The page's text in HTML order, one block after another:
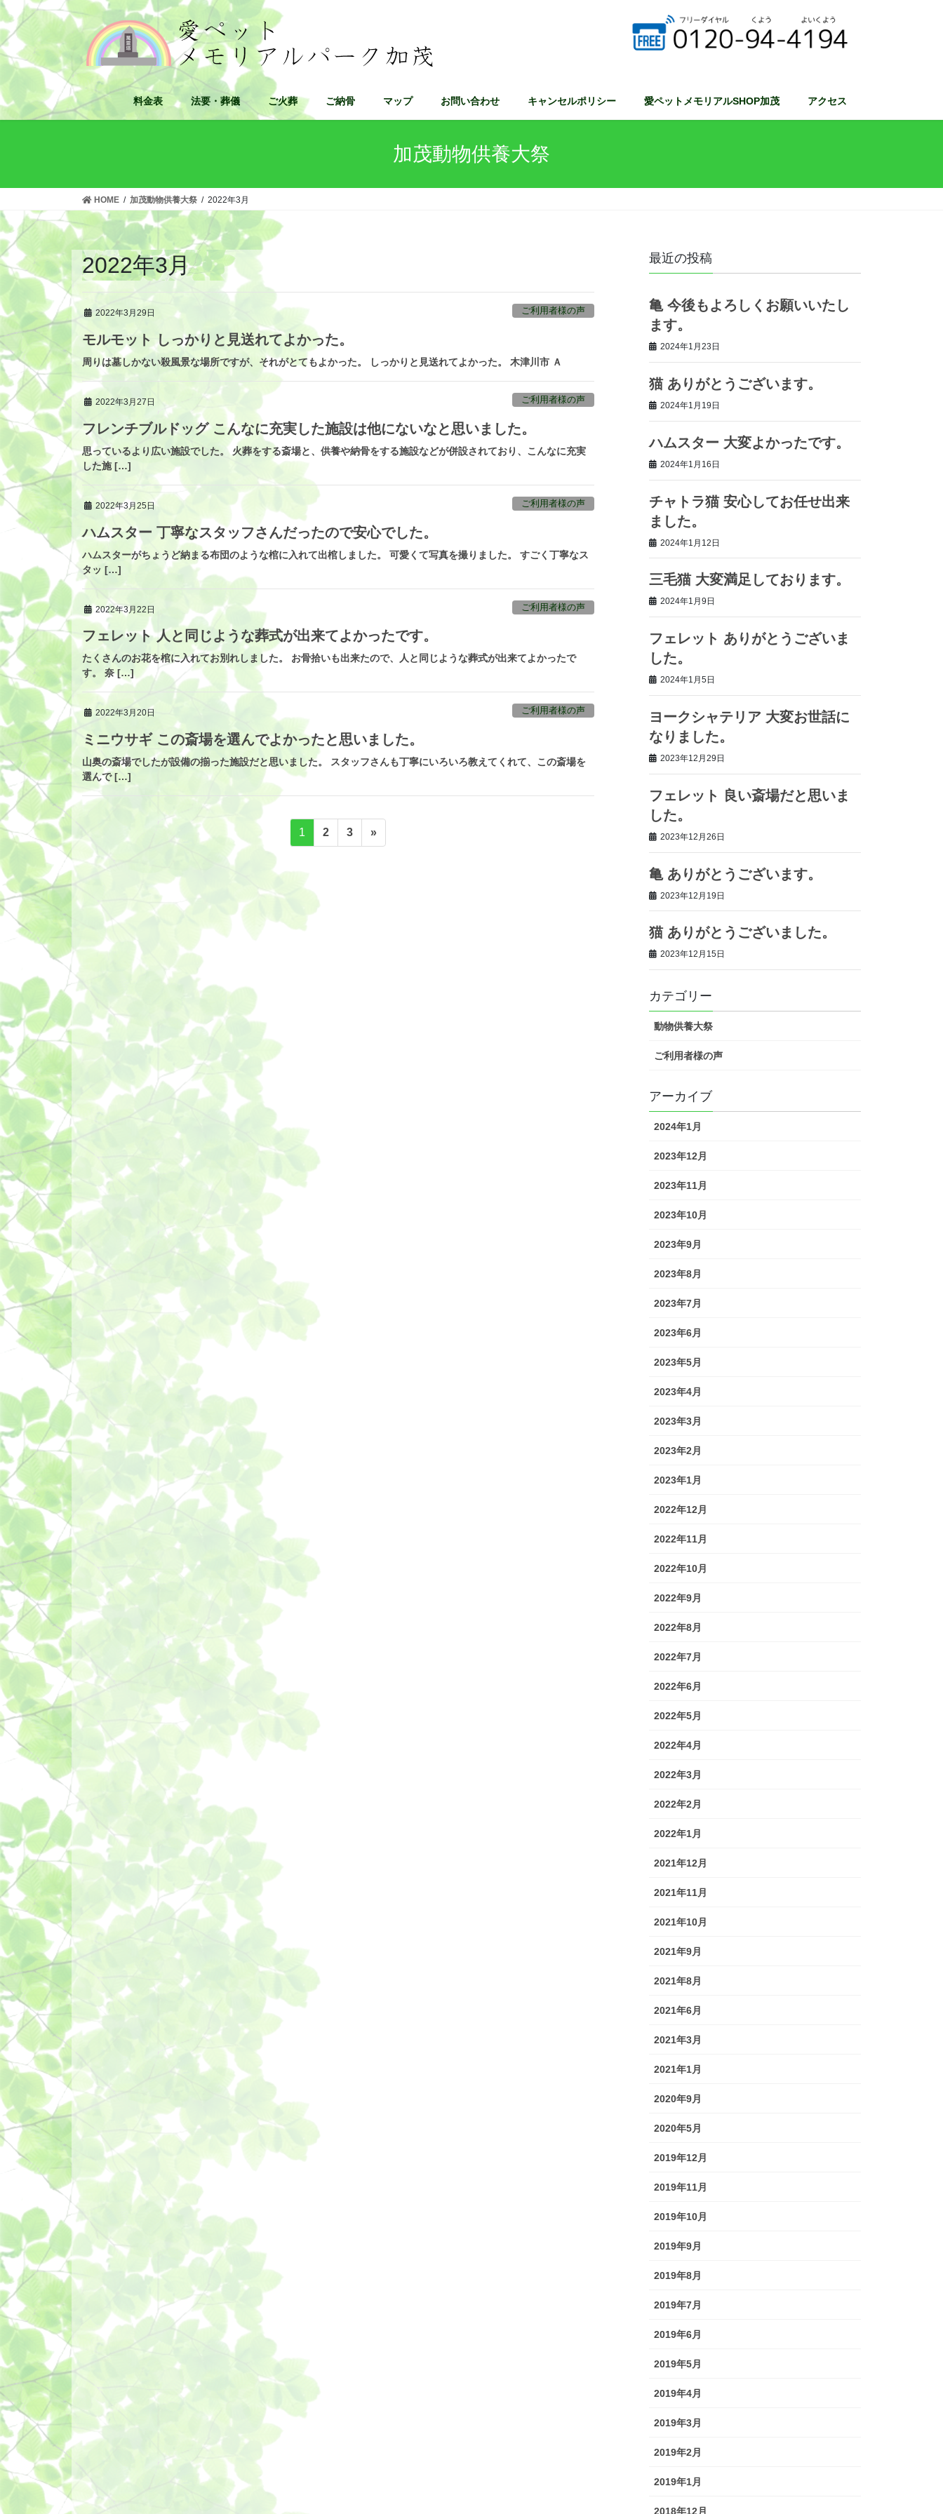
コ
ン
テ
ン
へ
ス
ナ
ビ
ゲ
ー
ョ
ン
料金表 法要・葬儀 ご火葬 ご納骨 マップ お問い合わせ キャンセルポリシー 愛ペットメモリアルSHOP加茂 アクセス
加茂動物供養大祭
HOME 加茂動物供養大祭 2022年3月
2022年3月
2022年3月29日 ご利用者様の声
モルモット しっかりと見送れてよかった。
周りは墓しかない殺風景な場所ですが、それがとてもよかった。 しっかりと見送れてよかった。 木津川市 Ａ
2022年3月27日 ご利用者様の声
フレンチブルドッグ こんなに充実した施設は他にないなと思いました。
思っているより広い施設でした。 火葬をする斎場と、供養や納骨をする施設などが併設されており、こんなに充実
した施 […]
2022年3月25日 ご利用者様の声
ハムスター 丁寧なスタッフさんだったので安心でした。
ハムスターがちょうど納まる布団のような棺に入れて出棺しました。 可愛くて写真を撮りました。 すごく丁寧なス
タッ […]
2022年3月22日 ご利用者様の声
フェレット 人と同じような葬式が出来てよかったです。
たくさんのお花を棺に入れてお別れしました。 お骨拾いも出来たので、人と同じような葬式が出来てよかったで
す。 奈 […]
2022年3月20日 ご利用者様の声
ミニウサギ この斎場を選んでよかったと思いました。
山奥の斎場でしたが設備の揃った施設だと思いました。 スタッフさんも丁寧にいろいろ教えてくれて、この斎場を
選んで […]
稿
ビ
ゲ
シ
ョ
ン
固
定
ー
1
固
定
2
固
定
3 »
最近の投稿
亀 今後もよろしくお願いいたし
ます。
2024年1月23日
猫 ありがとうございます。
2024年1月19日
ハムスター 大変よかったです。
2024年1月16日
チャトラ猫 安心してお任せ出来
ました。
2024年1月12日
三毛猫 大変満足しております。
2024年1月9日
フェレット ありがとうございま
した。
2024年1月5日
ヨークシャテリア 大変お世話に
なりました。
2023年12月29日
フェレット 良い斎場だと思いま
した。
2023年12月26日
亀 ありがとうございます。
2023年12月19日
猫 ありがとうございました。
2023年12月15日
カテゴリー
動物供養大祭
ご利用者様の声
アーカイブ
2024年1月
2023年12月
2023年11月
2023年10月
2023年9月
2023年8月
2023年7月
2023年6月
2023年5月
2023年4月
2023年3月
2023年2月
2023年1月
2022年12月
2022年11月
2022年10月
2022年9月
2022年8月
2022年7月
2022年6月
2022年5月
2022年4月
2022年3月
2022年2月
2022年1月
2021年12月
2021年11月
2021年10月
2021年9月
2021年8月
2021年6月
2021年3月
2021年1月
2020年9月
2020年5月
2019年12月
2019年11月
2019年10月
2019年9月
2019年8月
2019年7月
2019年6月
2019年5月
2019年4月
2019年3月
2019年2月
2019年1月
2018年12月